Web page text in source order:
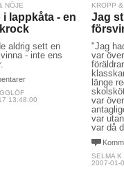
NÖJE
i lappkåta - en
aldrig sett en
- inte ens
13:48:00
KROPP
Jag
"Jag
var
länge
var
var
var då
SELMA K
2007-01-